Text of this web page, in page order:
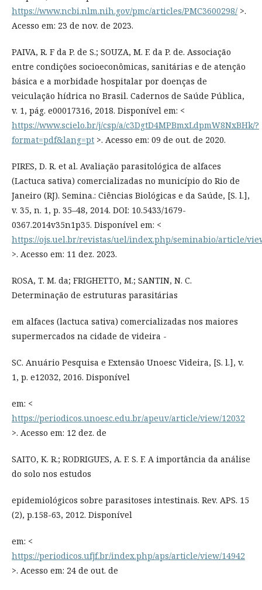
https://www.ncbi.nlm.nih.gov/pmc/articles/PMC3600298/ >.
Acesso em: 23 de nov. de 2023.
PAIVA, R. F da P. de S.; SOUZA, M. F. da P. de. Associação
entre condições socioeconômicas, sanitárias e de atenção
básica e a morbidade hospitalar por doenças de
veiculação hídrica no Brasil. Cadernos de Saúde Pública,
v. 1, pág. e00017316, 2018. Disponível em: <
https://www.scielo.br/j/csp/a/c3DgtD4MPBmxLdpmW8NxBHk/?
format=pdf&lang=pt >. Acesso em: 09 de out. de 2020.
PIRES, D. R. et al. Avaliação parasitológica de alfaces
(Lactuca sativa) comercializadas no município do Rio de
Janeiro (RJ). Semina.: Ciências Biológicas e da Saúde, [S. l.],
v. 35, n. 1, p. 35–48, 2014. DOI: 10.5433/1679-
0367.2014v35n1p35. Disponível em: <
https://ojs.uel.br/revistas/uel/index.php/seminabio/article/
>. Acesso em: 11 dez. 2023.
ROSA, T. M. da; FRIGHETTO, M.; SANTIN, N. C.
Determinação de estruturas parasitárias
em alfaces (lactuca sativa) comercializadas nos maiores
supermercados na cidade de videira -
SC. Anuário Pesquisa e Extensão Unoesc Videira, [S. l.], v.
1, p. e12032, 2016. Disponível
em: <
https://periodicos.unoesc.edu.br/apeuv/article/view/12032
>. Acesso em: 12 dez. de
SAITO, K. R.; RODRIGUES, A. F. S. F. A importância da análise
do solo nos estudos
epidemiológicos sobre parasitoses intestinais. Rev. APS. 15
(2), p.158-63, 2012. Disponível
em: <
https://periodicos.ufjf.br/index.php/aps/article/view/14942
>. Acesso em: 24 de out. de